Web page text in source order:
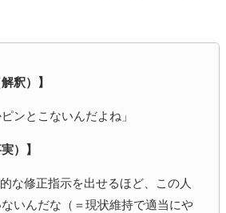
釈）】
ンとこないんだよね」
）】
な修正指示を出せるほど、この人
いんだな（＝現状維持で適当にや